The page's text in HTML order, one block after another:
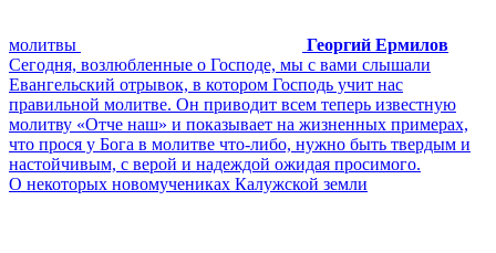
молитвы
Георгий Ермилов
Сегодня, возлюбленные о Господе, мы с вами слышали
Евангельский отрывок, в котором Господь учит нас
правильной молитве. Он приводит всем теперь известную
молитву «Отче наш» и показывает на жизненных примерах,
что прося у Бога в молитве что-либо, нужно быть твердым и
настойчивым, с верой и надеждой ожидая просимого.
О некоторых новомучениках Калужской земли